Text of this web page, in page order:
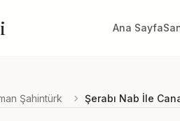
Ana Sayfa
Şahintürk chevron_right Şerabı Nab İle